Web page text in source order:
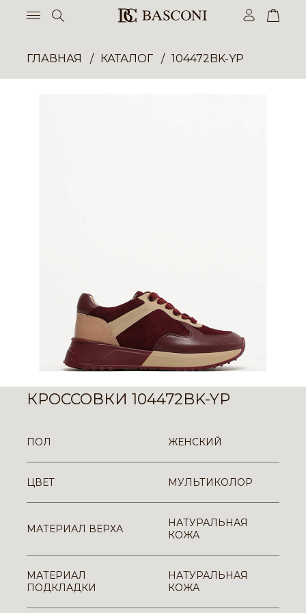
ГЛАВНАЯ КАТАЛОГ 104472BK-YP
КРОССОВКИ 104472BK-YP
ПОЛ ЖЕНСКИЙ
ЦВЕТ МУЛЬТИКОЛОР
МАТЕРИАЛ ВЕРХА
НАТУРАЛЬНАЯ
КОЖА
МАТЕРИАЛ
ПОДКЛАДКИ
НАТУРАЛЬНАЯ
КОЖА